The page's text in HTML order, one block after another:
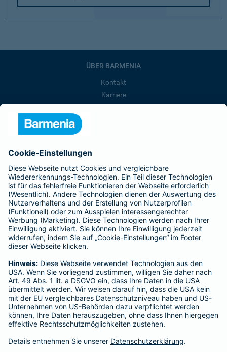
ÜBER BARMENIA
Kontakt
Karriere
Barmenia ist Teil der BarmeniaGothaer
BELIEBTE SEITEN
Kranken-Zusatzversicherung
Tierversicherungen
Haftpflichtversicherung
Hausratversicherung
Adresse ändern
Schaden melden
Kilometerstandsmeldung
Serviceübersicht